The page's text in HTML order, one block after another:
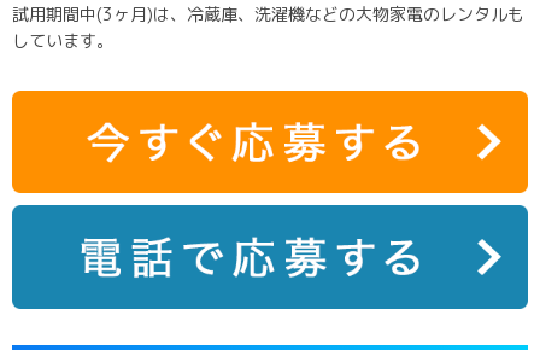
試用期間中(3ヶ月)は、冷蔵庫、洗濯機などの大物家電のレンタルも
しています。